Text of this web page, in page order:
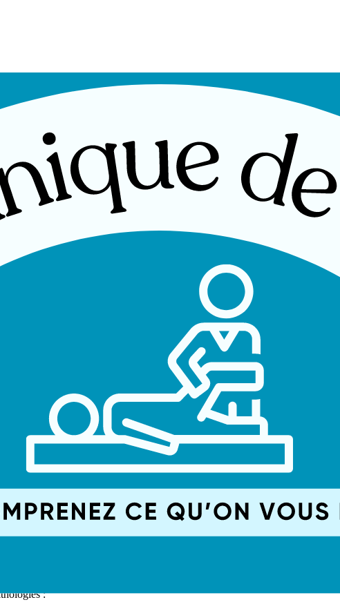
cerveau jusqu'aux terminaisons nerveuses périphériques. Ce continuum
principaux :
adjacentes
en tension
Une altération de ces capacités peut entraîner une
mécanosensibilité
de l'axone :
des symptômes neurologiques.
: